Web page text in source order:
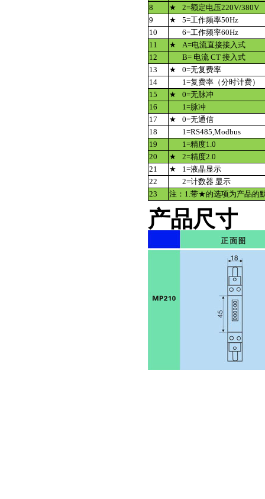
8
★
2=额定电压220V/380V
9
★
5=工作频率50Hz
10
6=工作频率60Hz
11
★
A=电流直接接入式
12
B= 电流 CT 接入式
13
★
0=无复费率
14
1=复费率（分时计费）
15
★
0=无脉冲
16
1=脉冲
17
★
0=无通信
18
1=RS485,Modbus
19
1=精度1.0
20
★
2=精度2.0
21
★
1=液晶显示
22
2=计数器 显示
23
注：1.带★的选项为产品的
产品尺寸